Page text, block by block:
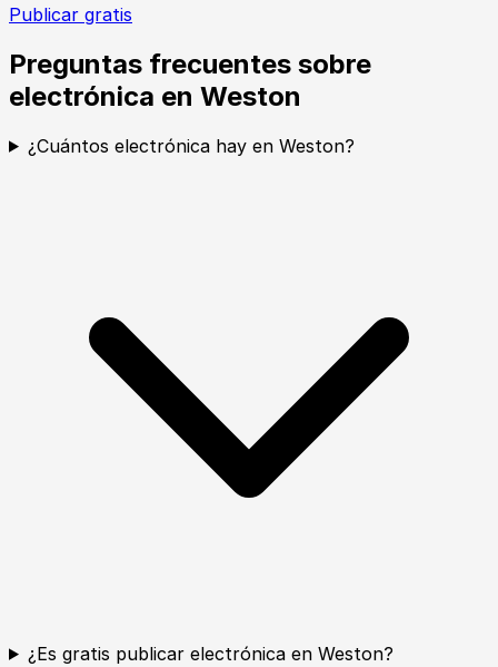
Publicar gratis
Preguntas frecuentes sobre
electrónica en Weston
¿Cuántos electrónica hay en Weston?
¿Es gratis publicar electrónica en Weston?